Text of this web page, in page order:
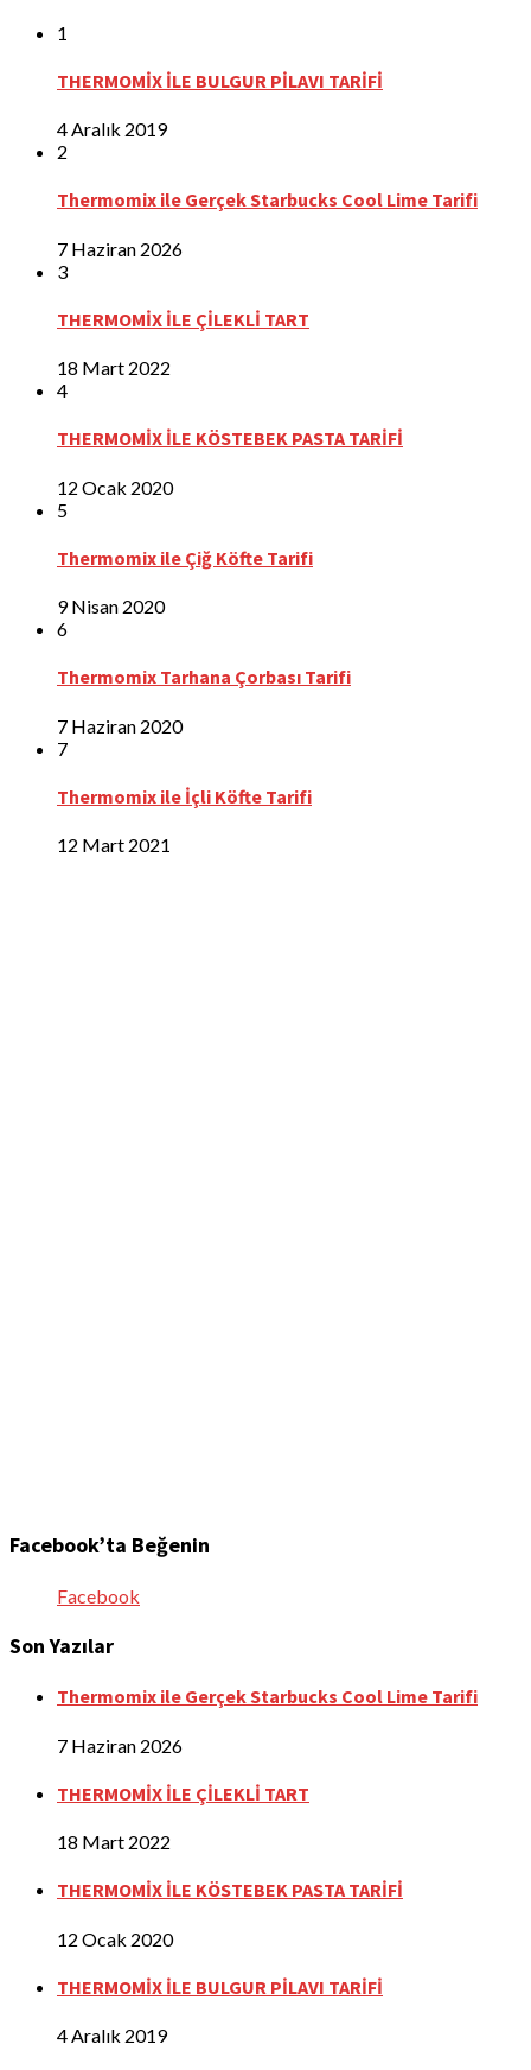
1
THERMOMİX İLE BULGUR PİLAVI TARİFİ
4 Aralık 2019
2
Thermomix ile Gerçek Starbucks Cool Lime Tarifi
7 Haziran 2026
3
THERMOMİX İLE ÇİLEKLİ TART
18 Mart 2022
4
THERMOMİX İLE KÖSTEBEK PASTA TARİFİ
12 Ocak 2020
5
Thermomix ile Çiğ Köfte Tarifi
9 Nisan 2020
6
Thermomix Tarhana Çorbası Tarifi
7 Haziran 2020
7
Thermomix ile İçli Köfte Tarifi
12 Mart 2021
Facebook’ta Beğenin
Facebook
Son Yazılar
Thermomix ile Gerçek Starbucks Cool Lime Tarifi
7 Haziran 2026
THERMOMİX İLE ÇİLEKLİ TART
18 Mart 2022
THERMOMİX İLE KÖSTEBEK PASTA TARİFİ
12 Ocak 2020
THERMOMİX İLE BULGUR PİLAVI TARİFİ
4 Aralık 2019